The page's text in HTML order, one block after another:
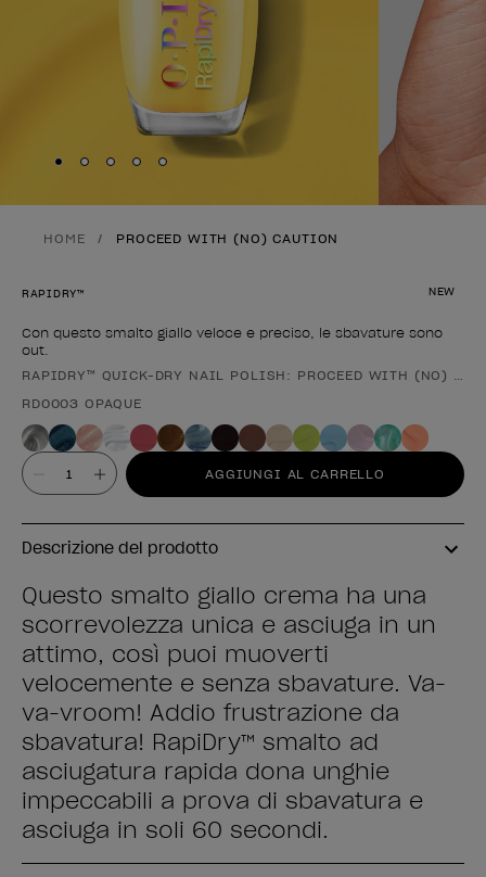
Skip to slide
Skip to slide
Skip to slide
Skip to slide
Skip to slide
HOME PROCEED WITH (NO) CAUTION
NEW
RAPIDRY™
Con questo smalto giallo veloce e preciso, le sbavature sono
out.
Forma del prodotto
RAPIDRY™ QUICK-DRY NAIL POLISH: PROCEED WITH (NO)
RD0003 OPAQUE
Valore AGGIUNGI AL CARRELLO
Descrizione del prodotto
Questo smalto giallo crema ha una
scorrevolezza unica e asciuga in un
attimo, così puoi muoverti
velocemente e senza sbavature. Va-
va-vroom! Addio frustrazione da
sbavatura! RapiDry™ smalto ad
asciugatura rapida dona unghie
impeccabili a prova di sbavatura e
asciuga in soli 60 secondi.